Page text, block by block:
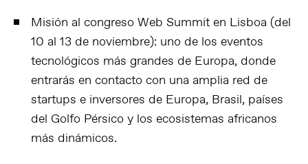
Misión al congreso Web Summit en Lisboa (del
10 al 13 de noviembre): uno de los eventos
tecnológicos más grandes de Europa, donde
entrarás en contacto con una amplia red de
startups e inversores de Europa, Brasil, países
del Golfo Pérsico y los ecosistemas africanos
más dinámicos.